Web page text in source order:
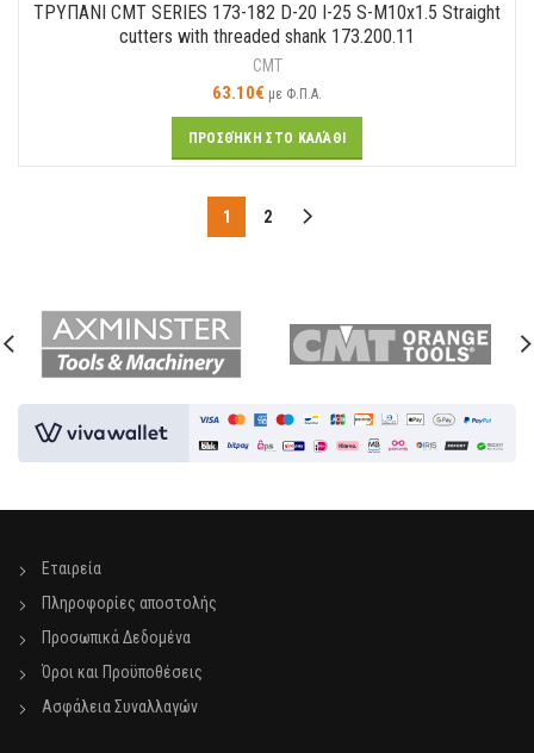
ΤΡΥΠΑΝΙ CMT SERIES 173-182 D-20 I-25 S-M10x1.5 Straight
cutters with threaded shank 173.200.11
CMT
63.10€ με Φ.Π.Α.
ΠΡΟΣΘΉΚΗ ΣΤΟ ΚΑΛΆΘΙ
1 2
Εταιρεία
Πληροφορίες αποστολής
Προσωπικά Δεδομένα
Όροι και Προϋποθέσεις
Ασφάλεια Συναλλαγών